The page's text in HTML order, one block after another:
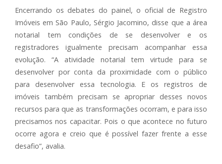
Encerrando os debates do painel, o oficial de Registro
Imóveis em São Paulo, Sérgio Jacomino, disse que a área
notarial tem condições de se desenvolver e os
registradores igualmente precisam acompanhar essa
evolução. “A atividade notarial tem virtude para se
desenvolver por conta da proximidade com o público
para desenvolver essa tecnologia. E os registros de
imóveis também precisam se apropriar desses novos
recursos para que as transformações ocorram, e para isso
precisamos nos capacitar. Pois o que acontece no futuro
ocorre agora e creio que é possível fazer frente a esse
desafio”, avalia.